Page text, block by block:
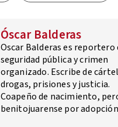
Óscar Balderas
Oscar Balderas es reportero
seguridad pública y crimen
organizado. Escribe de
drogas, prisiones y justicia.
Coapeño de nacimiento,
benitojuarense por